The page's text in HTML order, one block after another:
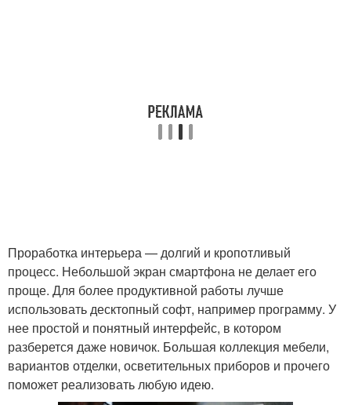
Проработка интерьера — долгий и кропотливый
процесс. Небольшой экран смартфона не делает его
проще. Для более продуктивной работы лучше
использовать десктопный софт, например программу. У
нее простой и понятный интерфейс, в котором
разберется даже новичок. Большая коллекция мебели,
вариантов отделки, осветительных приборов и прочего
поможет реализовать любую идею.